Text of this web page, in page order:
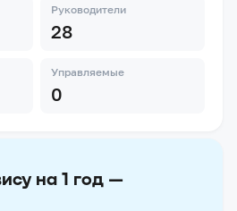
Руководители
28
Управляемые
0
на 1 год —